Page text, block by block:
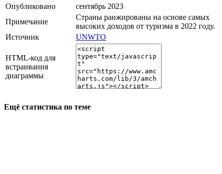
Опубликовано
сентябрь 2023
Примечание
Страны ранжированы на основе самых
высоких доходов от туризма в 2022 году.
Источник
UNWTO
HTML-код для
встраивания
диаграммы
Ещё статистика по теме